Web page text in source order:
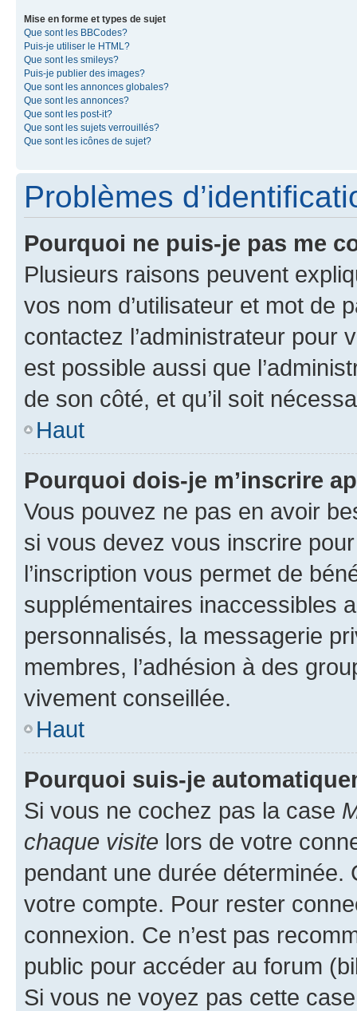
Mise en forme et types de sujet
Que sont les BBCodes?
Puis-je utiliser le HTML?
Que sont les smileys?
Puis-je publier des images?
Que sont les annonces globales?
Que sont les annonces?
Que sont les post-it?
Que sont les sujets verrouillés?
Que sont les icônes de sujet?
Problèmes
Pourquoi ne puis-je pas me
Plusieurs raisons peuvent
vos nom d’utilisateur et mot de
contactez l’administrateur pour
est possible aussi que
de son côté, et qu’il soit
Haut
Pourquoi dois-je m’inscrire
Vous pouvez ne pas en avoir
si vous devez vous inscrire
l’inscription vous permet de
supplémentaires inaccessibles
personnalisés, la messagerie
membres, l’adhésion à des
vivement conseillée.
Haut
Pourquoi suis-je
Si vous ne cochez pas la case
chaque visite lors de votre
pendant une durée déterminée.
votre compte. Pour rester
connexion. Ce n’est pas
public pour accéder au forum
Si vous ne voyez pas cette